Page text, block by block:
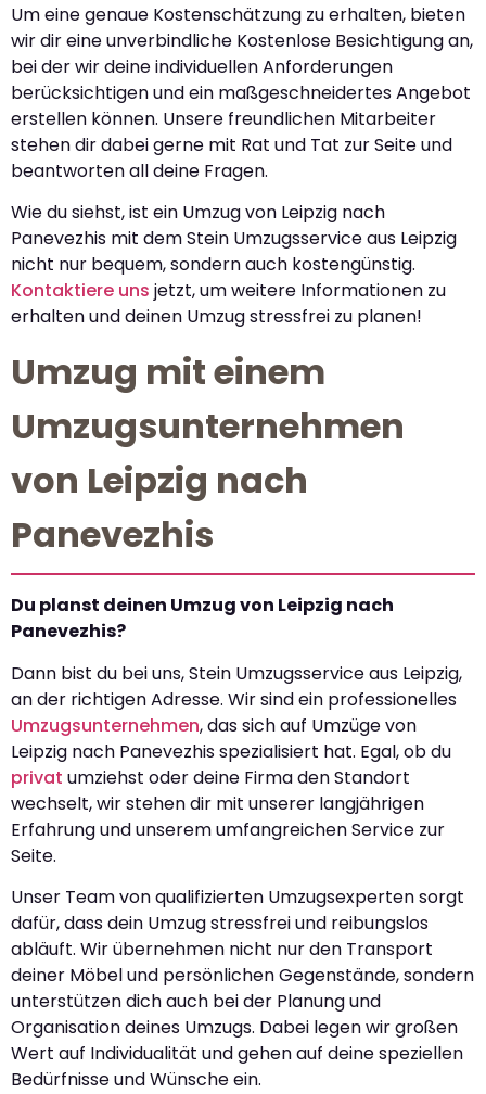
Um eine genaue Kostenschätzung zu erhalten, bieten
wir dir eine unverbindliche Kostenlose Besichtigung an,
bei der wir deine individuellen Anforderungen
berücksichtigen und ein maßgeschneidertes Angebot
erstellen können. Unsere freundlichen Mitarbeiter
stehen dir dabei gerne mit Rat und Tat zur Seite und
beantworten all deine Fragen.
Wie du siehst, ist ein Umzug von Leipzig nach
Panevezhis mit dem Stein Umzugsservice aus Leipzig
nicht nur bequem, sondern auch kostengünstig.
Kontaktiere uns jetzt, um weitere Informationen zu
erhalten und deinen Umzug stressfrei zu planen!
Umzug mit einem
Umzugsunternehmen
von Leipzig nach
Panevezhis
Du planst deinen Umzug von Leipzig nach
Panevezhis?
Dann bist du bei uns, Stein Umzugsservice aus Leipzig,
an der richtigen Adresse. Wir sind ein professionelles
Umzugsunternehmen, das sich auf Umzüge von
Leipzig nach Panevezhis spezialisiert hat. Egal, ob du
privat umziehst oder deine Firma den Standort
wechselt, wir stehen dir mit unserer langjährigen
Erfahrung und unserem umfangreichen Service zur
Seite.
Unser Team von qualifizierten Umzugsexperten sorgt
dafür, dass dein Umzug stressfrei und reibungslos
abläuft. Wir übernehmen nicht nur den Transport
deiner Möbel und persönlichen Gegenstände, sondern
unterstützen dich auch bei der Planung und
Organisation deines Umzugs. Dabei legen wir großen
Wert auf Individualität und gehen auf deine speziellen
Bedürfnisse und Wünsche ein.